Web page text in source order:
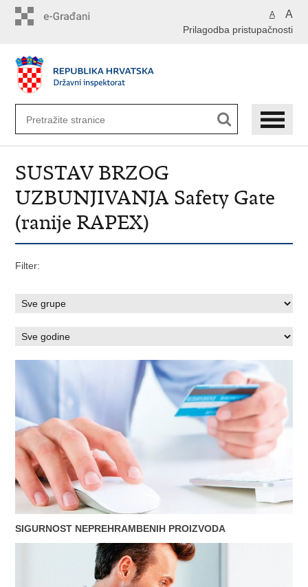
A A
Prilagodba pristupačnosti
SUSTAV BRZOG
UZBUNJIVANJA Safety Gate
(ranije RAPEX)
Filter:
SIGURNOST NEPREHRAMBENIH PROIZVODA